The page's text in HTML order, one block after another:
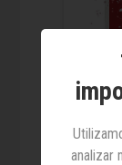
analizar